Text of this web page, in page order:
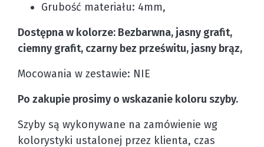
Grubość materiału: 4mm,
Dostępna w kolorze: Bezbarwna, jasny grafit,
ciemny grafit, czarny bez prześwitu, jasny brąz,
Mocowania w zestawie: NIE
Po zakupie prosimy o wskazanie koloru szyby.
Szyby są wykonywane na zamówienie wg
kolorystyki ustalonej przez klienta, czas